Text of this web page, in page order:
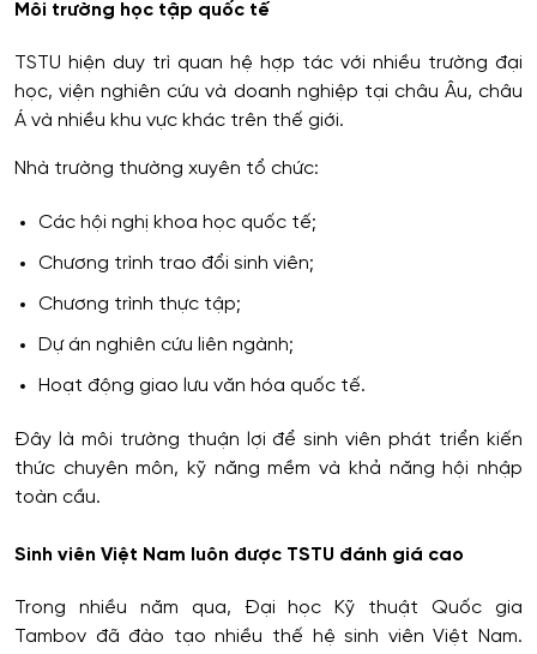
Môi trường học tập quốc tế
TSTU hiện duy trì quan hệ hợp tác với nhiều trường đại
học, viện nghiên cứu và doanh nghiệp tại châu Âu, châu
Á và nhiều khu vực khác trên thế giới.
Nhà trường thường xuyên tổ chức:
Các hội nghị khoa học quốc tế;
Chương trình trao đổi sinh viên;
Chương trình thực tập;
Dự án nghiên cứu liên ngành;
Hoạt động giao lưu văn hóa quốc tế.
Đây là môi trường thuận lợi để sinh viên phát triển kiến
thức chuyên môn, kỹ năng mềm và khả năng hội nhập
toàn cầu.
Sinh viên Việt Nam luôn được TSTU đánh giá cao
Trong nhiều năm qua, Đại học Kỹ thuật Quốc gia
Tambov đã đào tạo nhiều thế hệ sinh viên Việt Nam.